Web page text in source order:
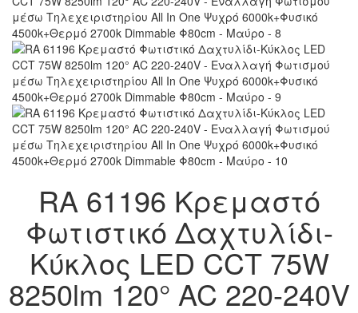
RA 61196 Κρεμαστό
Φωτιστικό Δαχτυλίδι-
Κύκλος LED CCT 75W
8250lm 120° AC 220-240V